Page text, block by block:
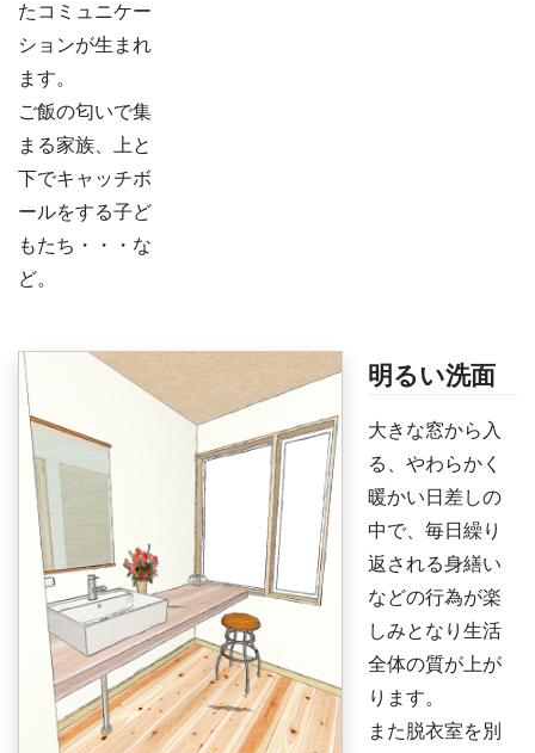
たコミュニケー
ションが生まれ
ます。
ご飯の匂いで集
まる家族、上と
下でキャッチボ
ールをする子ど
もたち・・・な
ど。
明るい洗面
大きな窓から入
る、やわらかく
暖かい日差しの
中で、毎日繰り
返される身繕い
などの行為が楽
しみとなり生活
全体の質が上が
ります。
また脱衣室を別